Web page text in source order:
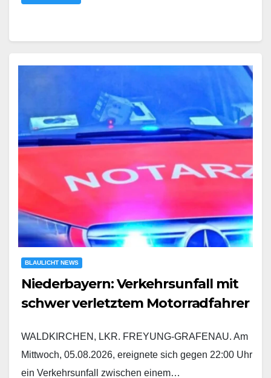
BLAULICHT NEWS
Niederbayern: Verkehrsunfall mit
schwer verletztem Motorradfahrer
WALDKIRCHEN, LKR. FREYUNG-GRAFENAU. Am
Mittwoch, 05.08.2026, ereignete sich gegen 22:00 Uhr
ein Verkehrsunfall zwischen einem…